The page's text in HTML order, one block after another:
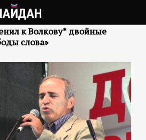
к Волкову* двойные
слова»